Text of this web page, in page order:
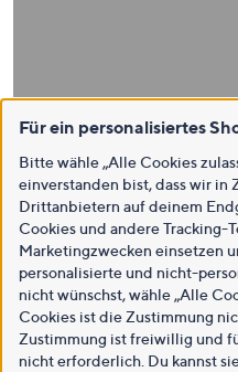
Für ein personalisiertes
Bitte wähle „Alle Cookies
einverstanden bist, dass wir in
Drittanbietern auf deinem
Cookies und andere Tracking-
Marketingzwecken einsetzen
personalisierte und nicht-
nicht wünschst, wähle „Alle
Cookies ist die Zustimmung
Zustimmung ist freiwillig und
nicht erforderlich. Du kannst